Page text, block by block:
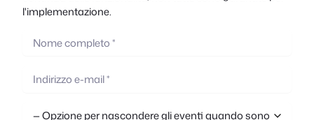
l'implementazione.